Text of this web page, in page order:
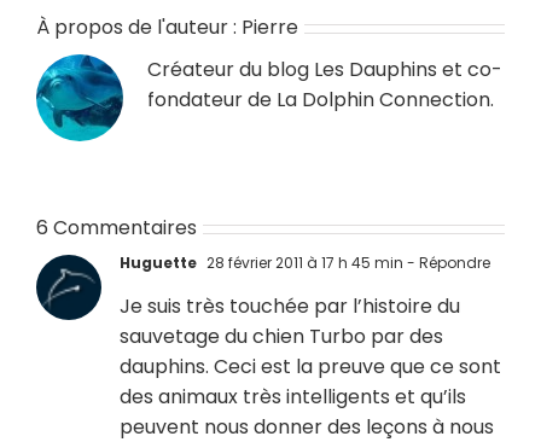
À propos de l'auteur : Pierre
Créateur du blog Les Dauphins et co-
fondateur de La Dolphin Connection.
6 Commentaires
Huguette 28 février 2011 à 17 h 45 min - Répondre
Je suis très touchée par l’histoire du
sauvetage du chien Turbo par des
dauphins. Ceci est la preuve que ce sont
des animaux très intelligents et qu’ils
peuvent nous donner des leçons à nous